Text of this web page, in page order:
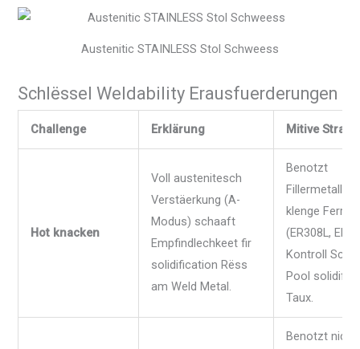
Austenitic STAINLESS Stol Schweess
Schlëssel Weldability Erausfuerderungen
Challenge Erklärung Mitive
Hot knacken
Voll austenitesch
Verstäerkung (A-
Modus) schaaft
Empfindlechkeet fir
solidification Rëss
am Weld Metal.
Benotzt
Fillermetaller
klenge
(ER308L,
Kontroll
Pool
Taux.
Benotzt